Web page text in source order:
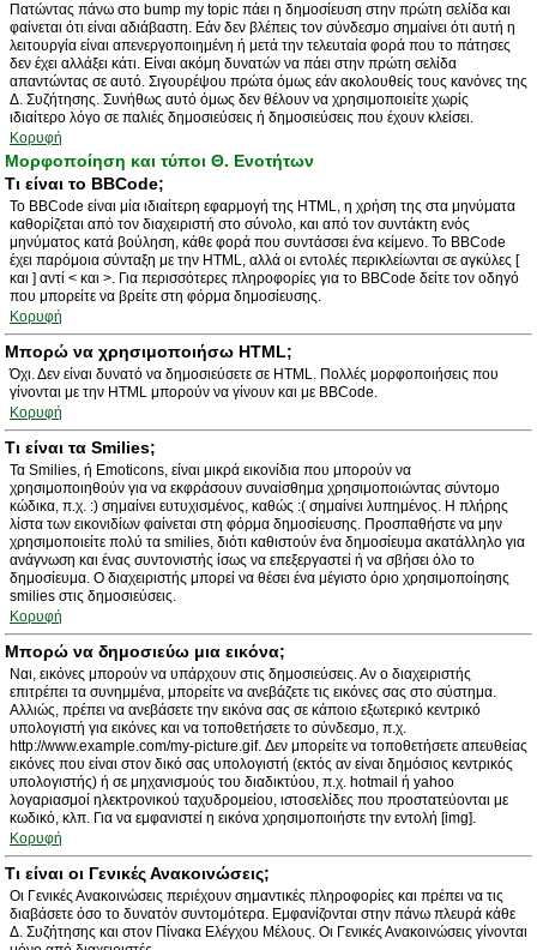
Πατώντας πάνω στο bump my topic πάει η δημοσίευση στην πρώτη σελίδα και
φαίνεται ότι είναι αδιάβαστη. Εάν δεν βλέπεις τον σύνδεσμο σημαίνει ότι αυτή η
λειτουργία είναι απενεργοποιημένη ή μετά την τελευταία φορά που το πάτησες
δεν έχει αλλάξει κάτι. Είναι ακόμη δυνατών να πάει στην πρώτη σελίδα
απαντώντας σε αυτό. Σιγουρέψου πρώτα όμως εάν ακολουθείς τους κανόνες της
Δ. Συζήτησης. Συνήθως αυτό όμως δεν θέλουν να χρησιμοποιείτε χωρίς
ιδιαίτερο λόγο σε παλιές δημοσιεύσεις ή δημοσιεύσεις που έχουν κλείσει.
Κορυφή
Μορφοποίηση και τύποι Θ. Ενοτήτων
Τι είναι το BBCode;
Το BBCode είναι μία ιδιαίτερη εφαρμογή της HTML, η χρήση της στα μηνύματα
καθορίζεται από τον διαχειριστή στο σύνολο, και από τον συντάκτη ενός
μηνύματος κατά βούληση, κάθε φορά που συντάσσει ένα κείμενο. Το BBCode
έχει παρόμοια σύνταξη με την HTML, αλλά οι εντολές περικλείωνται σε αγκύλες [
και ] αντί < και >. Για περισσότερες πληροφορίες για το BBCode δείτε τον οδηγό
που μπορείτε να βρείτε στη φόρμα δημοσίευσης.
Κορυφή
Μπορώ να χρησιμοποιήσω HTML;
Όχι. Δεν είναι δυνατό να δημοσιεύσετε σε HTML. Πολλές μορφοποιήσεις που
γίνονται με την HTML μπορούν να γίνουν και με BBCode.
Κορυφή
Τι είναι τα Smilies;
Τα Smilies, ή Emoticons, είναι μικρά εικονίδια που μπορούν να
χρησιμοποιηθούν για να εκφράσουν συναίσθημα χρησιμοποιώντας σύντομο
κώδικα, π.χ. :) σημαίνει ευτυχισμένος, καθώς :( σημαίνει λυπημένος. Η πλήρης
λίστα των εικονιδίων φαίνεται στη φόρμα δημοσίευσης. Προσπαθήστε να μην
χρησιμοποιείτε πολύ τα smilies, διότι καθιστούν ένα δημοσίευμα ακατάλληλο για
ανάγνωση και ένας συντονιστής ίσως να επεξεργαστεί ή να σβήσει όλο το
δημοσίευμα. Ο διαχειριστής μπορεί να θέσει ένα μέγιστο όριο χρησιμοποίησης
smilies στις δημοσιεύσεις.
Κορυφή
Μπορώ να δημοσιεύω μια εικόνα;
Ναι, εικόνες μπορούν να υπάρχουν στις δημοσιεύσεις. Αν ο διαχειριστής
επιτρέπει τα συνημμένα, μπορείτε να ανεβάζετε τις εικόνες σας στο σύστημα.
Αλλιώς, πρέπει να ανεβάσετε την εικόνα σας σε κάποιο εξωτερικό κεντρικό
υπολογιστή για εικόνες και να τοποθετήσετε το σύνδεσμο, π.χ.
http://www.example.com/my-picture.gif. Δεν μπορείτε να τοποθετήσετε απευθείας
εικόνες που είναι στον δικό σας υπολογιστή (εκτός αν είναι δημόσιος κεντρικός
υπολογιστής) ή σε μηχανισμούς του διαδικτύου, π.χ. hotmail ή yahoo
λογαριασμοί ηλεκτρονικού ταχυδρομείου, ιστοσελίδες που προστατεύονται με
κωδικό, κλπ. Για να εμφανιστεί η εικόνα χρησιμοποιήστε την εντολή [img].
Κορυφή
Τι είναι οι Γενικές Ανακοινώσεις;
Οι Γενικές Ανακοινώσεις περιέχουν σημαντικές πληροφορίες και πρέπει να τις
διαβάσετε όσο το δυνατόν συντομότερα. Εμφανίζονται στην πάνω πλευρά κάθε
Δ. Συζήτησης και στον Πίνακα Ελέγχου Μέλους. Οι Γενικές Ανακοινώσεις γίνονται